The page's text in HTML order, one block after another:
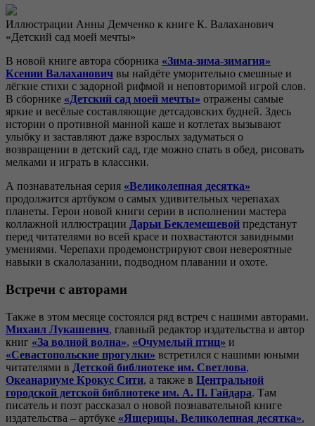
Иллюстрации Анны Демченко к книге К. Валаханович
«Детский сад моей мечты»
В новой книге автора сборника «Зима-зима-зимагия»
Ксении Валаханович вы найдёте уморительно смешные и
лёгкие стихи с задорной рифмой и неповторимой игрой слов.
В сборнике «Детский сад моей мечты» отражены самые
яркие и весёлые составляющие детсадовских будней. Здесь
истории о противной манной каше и котлетах вызывают
улыбку и заставляют даже взрослых задуматься о
возвращении в детский сад, где можно спать в обед, рисовать
мелками и играть в классики.
А познавательная серия «Великолепная десятка»
продолжится артбуком о самых удивительных черепахах
планеты. Герои новой книги серии в исполнении мастера
коллажной иллюстрации Дарьи Беклемешевой предстанут
перед читателями во всей красе и похвастаются завидными
умениями. Черепахи продемонстрируют свои невероятные
навыки в скалолазании, подводном плавании и охоте.
Встречи с авторами
Также в этом месяце состоялся ряд встреч с нашими авторами.
Михаил Лукашевич, главный редактор издательства и автор
книг «За волной волна», «Очумелый птиц» и
«Севастопольские прогулки» встретился с нашими юными
читателями в Детской библиотеке им. Светлова,
Океанариуме Крокус Сити, а также в Центральной
городской детской библиотеке им. А. П. Гайдара. Там
писатель и поэт рассказал о новой познавательной книге
издательства – артбуке «Ящерицы. Великолепная десятка»,